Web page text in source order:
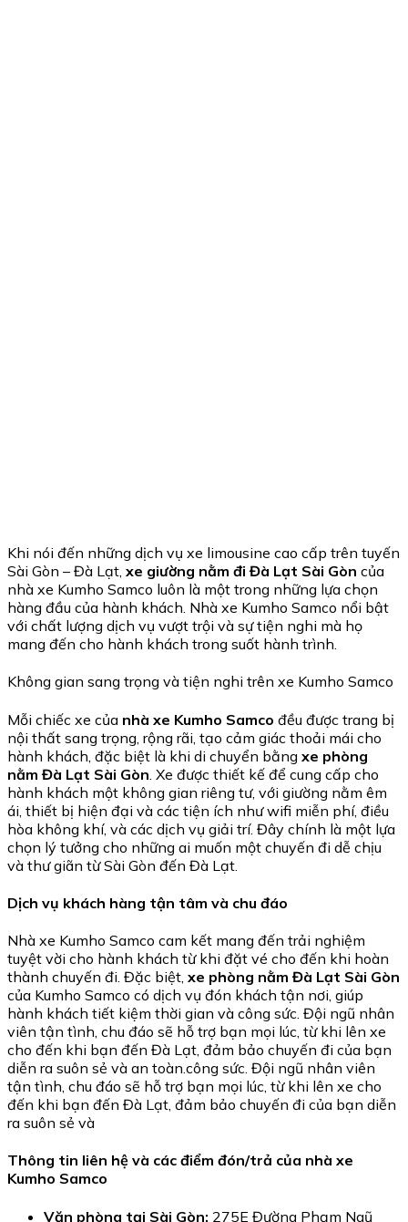
Khi nói đến những dịch vụ xe limousine cao cấp trên tuyến
Sài Gòn – Đà Lạt, xe giường nằm đi Đà Lạt Sài Gòn của
nhà xe Kumho Samco luôn là một trong những lựa chọn
hàng đầu của hành khách. Nhà xe Kumho Samco nổi bật
với chất lượng dịch vụ vượt trội và sự tiện nghi mà họ
mang đến cho hành khách trong suốt hành trình.
Không gian sang trọng và tiện nghi trên xe Kumho Samco
Mỗi chiếc xe của nhà xe Kumho Samco đều được trang bị
nội thất sang trọng, rộng rãi, tạo cảm giác thoải mái cho
hành khách, đặc biệt là khi di chuyển bằng xe phòng
nằm Đà Lạt Sài Gòn . Xe được thiết kế để cung cấp cho
hành khách một không gian riêng tư, với giường nằm êm
ái, thiết bị hiện đại và các tiện ích như wifi miễn phí, điều
hòa không khí, và các dịch vụ giải trí. Đây chính là một lựa
chọn lý tưởng cho những ai muốn một chuyến đi dễ chịu
và thư giãn từ Sài Gòn đến Đà Lạt.
Dịch vụ khách hàng tận tâm và chu đáo
Nhà xe Kumho Samco cam kết mang đến trải nghiệm
tuyệt vời cho hành khách từ khi đặt vé cho đến khi hoàn
thành chuyến đi. Đặc biệt, xe phòng nằm Đà Lạt Sài Gòn
của Kumho Samco có dịch vụ đón khách tận nơi, giúp
hành khách tiết kiệm thời gian và công sức. Đội ngũ nhân
viên tận tình, chu đáo sẽ hỗ trợ bạn mọi lúc, từ khi lên xe
cho đến khi bạn đến Đà Lạt, đảm bảo chuyến đi của bạn
diễn ra suôn sẻ và an toàn.công sức. Đội ngũ nhân viên
tận tình, chu đáo sẽ hỗ trợ bạn mọi lúc, từ khi lên xe cho
đến khi bạn đến Đà Lạt, đảm bảo chuyến đi của bạn diễn
ra suôn sẻ và
Thông tin liên hệ và các điểm đón/trả của nhà xe
Kumho Samco
Văn phòng tại Sài Gòn: 275E Đường Phạm Ngũ